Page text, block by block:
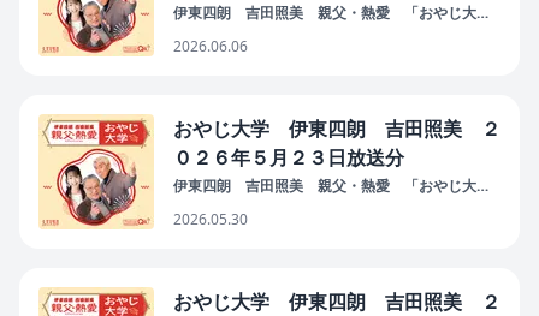
伊東四朗 吉田照美 親父・熱愛 「おやじ大
2026.06.06
おやじ大学 伊東四朗 吉田照美 ２
０２６年５月２３日放送分
伊東四朗 吉田照美 親父・熱愛 「おやじ大
2026.05.30
おやじ大学 伊東四朗 吉田照美 ２